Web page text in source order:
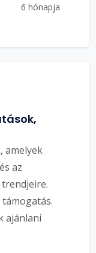
6 hónapja
amelyek
az
ajánlani